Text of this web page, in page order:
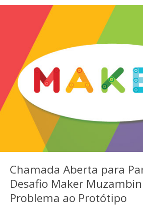
Chamada Aberta para
Desafio Maker
Problema ao Protótipo